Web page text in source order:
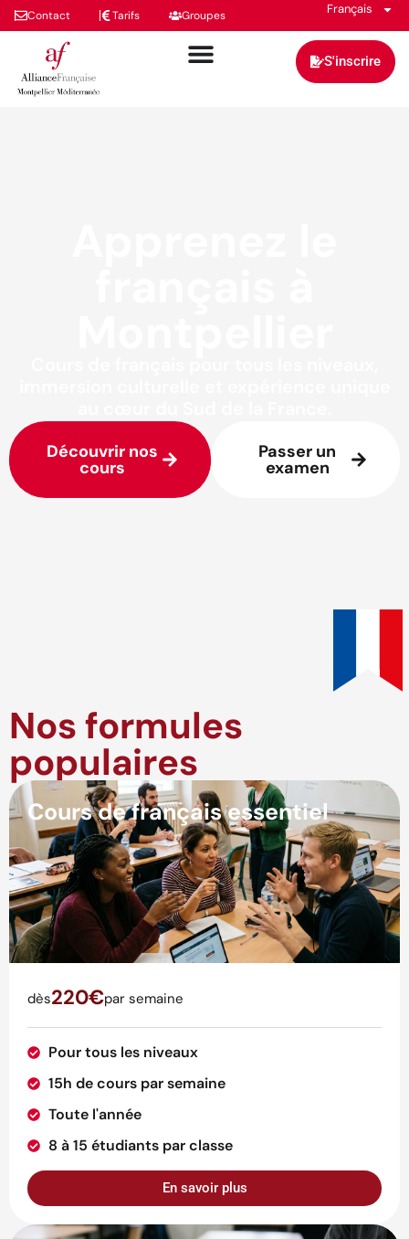
Contact Tarifs Groupes Français
S'inscrire
Découvrir nos
cours
Passer un
examen
Nos formules
populaires
Cours de français essentiel
dès220€par semaine
Pour tous les niveaux
15h de cours par semaine
Toute l'année
8 à 15 étudiants par classe
En savoir plus